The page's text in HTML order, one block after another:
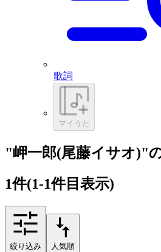
歌詞
マイうた
"岬一郎(尾藤イサオ)"
1件(1-1件目表示)
絞り込み 人気順